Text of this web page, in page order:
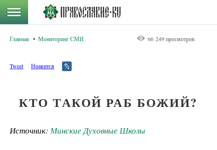
Главная Мониторинг СМИ 66 249 просмотров
Tweet Нравится
КТО ТАКОЙ РАБ БОЖИЙ?
Источник: Минские Духовные Школы